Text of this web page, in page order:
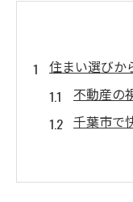
住まい選びか
不動産の
千葉市で
インテ